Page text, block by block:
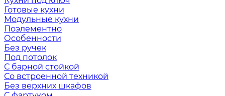
Готовые кухни
Модульные кухни
Поэлементно
Особенности
Без ручек
Под потолок
С барной стойкой
Со встроенной техникой
Без верхних шкафов